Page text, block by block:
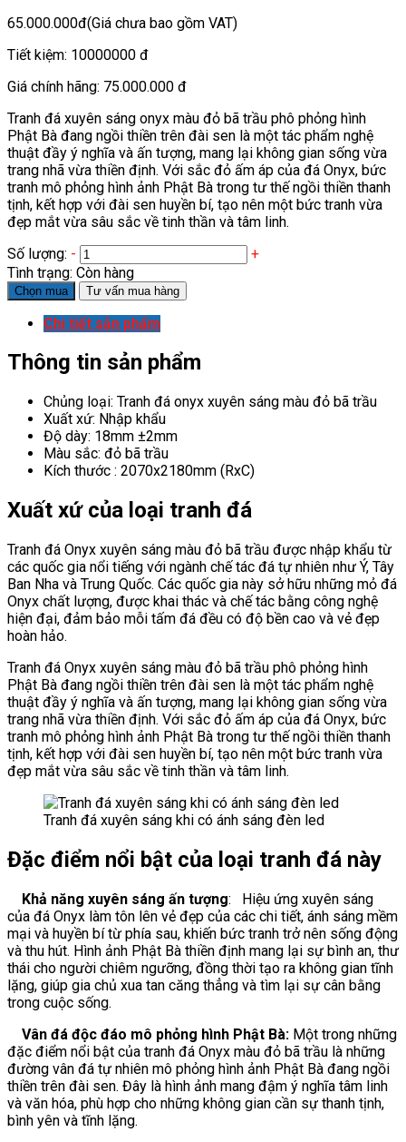
65.000.000đ(Giá chưa bao gồm VAT)
Tiết kiệm: 10000000 đ
Giá chính hãng: 75.000.000 đ
Tranh đá xuyên sáng onyx màu đỏ bã trầu phô phỏng hình
Phật Bà đang ngồi thiền trên đài sen là một tác phẩm nghệ
thuật đầy ý nghĩa và ấn tượng, mang lại không gian sống vừa
trang nhã vừa thiền định. Với sắc đỏ ấm áp của đá Onyx, bức
tranh mô phỏng hình ảnh Phật Bà trong tư thế ngồi thiền thanh
tịnh, kết hợp với đài sen huyền bí, tạo nên một bức tranh vừa
đẹp mắt vừa sâu sắc về tinh thần và tâm linh.
Số lượng: -
+
Tình trạng: Còn hàng
Chọn mua Tư vấn mua hàng
Chi tiết sản phẩm
Thông tin sản phẩm
Chủng loại: Tranh đá onyx xuyên sáng màu đỏ bã trầu
Xuất xứ: Nhập khẩu
Độ dày: 18mm ±2mm
Màu sắc: đỏ bã trầu
Kích thước : 2070x2180mm (RxC)
Xuất xứ của loại tranh đá
Tranh đá Onyx xuyên sáng màu đỏ bã trầu được nhập khẩu từ
các quốc gia nổi tiếng với ngành chế tác đá tự nhiên như Ý, Tây
Ban Nha và Trung Quốc. Các quốc gia này sở hữu những mỏ đá
Onyx chất lượng, được khai thác và chế tác bằng công nghệ
hiện đại, đảm bảo mỗi tấm đá đều có độ bền cao và vẻ đẹp
hoàn hảo.
Tranh đá Onyx xuyên sáng màu đỏ bã trầu phô phỏng hình
Phật Bà đang ngồi thiền trên đài sen là một tác phẩm nghệ
thuật đầy ý nghĩa và ấn tượng, mang lại không gian sống vừa
trang nhã vừa thiền định. Với sắc đỏ ấm áp của đá Onyx, bức
tranh mô phỏng hình ảnh Phật Bà trong tư thế ngồi thiền thanh
tịnh, kết hợp với đài sen huyền bí, tạo nên một bức tranh vừa
đẹp mắt vừa sâu sắc về tinh thần và tâm linh.
Tranh đá xuyên sáng khi có ánh sáng đèn led
Đặc điểm nổi bật của loại tranh đá này
Khả năng xuyên sáng ấn tượng: Hiệu ứng xuyên sáng
của đá Onyx làm tôn lên vẻ đẹp của các chi tiết, ánh sáng mềm
mại và huyền bí từ phía sau, khiến bức tranh trở nên sống động
và thu hút. Hình ảnh Phật Bà thiền định mang lại sự bình an, thư
thái cho người chiêm ngưỡng, đồng thời tạo ra không gian tĩnh
lặng, giúp gia chủ xua tan căng thẳng và tìm lại sự cân bằng
trong cuộc sống.
Vân đá độc đáo mô phỏng hình Phật Bà: Một trong những
đặc điểm nổi bật của tranh đá Onyx màu đỏ bã trầu là những
đường vân đá tự nhiên mô phỏng hình ảnh Phật Bà đang ngồi
thiền trên đài sen. Đây là hình ảnh mang đậm ý nghĩa tâm linh
và văn hóa, phù hợp cho những không gian cần sự thanh tịnh,
bình yên và tĩnh lặng.